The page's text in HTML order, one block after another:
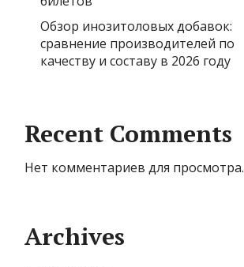
Обзор инозитоловых добавок:
сравнение производителей по
качеству и составу в 2026 году
Recent Comments
Нет комментариев для просмотра.
Archives